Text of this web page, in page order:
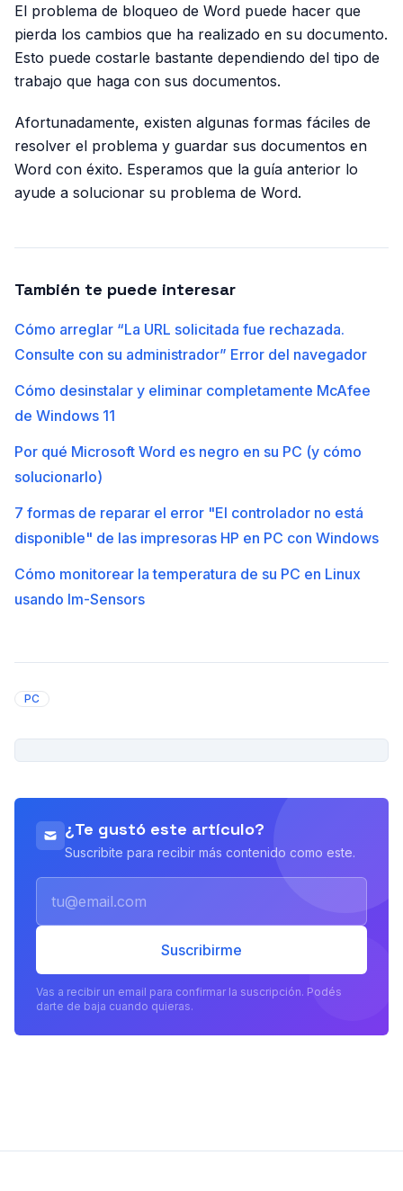
El problema de bloqueo de Word puede hacer que
pierda los cambios que ha realizado en su documento.
Esto puede costarle bastante dependiendo del tipo de
trabajo que haga con sus documentos.
Afortunadamente, existen algunas formas fáciles de
resolver el problema y guardar sus documentos en
Word con éxito. Esperamos que la guía anterior lo
ayude a solucionar su problema de Word.
También te puede interesar
Cómo arreglar “La URL solicitada fue rechazada.
Consulte con su administrador” Error del navegador
Cómo desinstalar y eliminar completamente McAfee
de Windows 11
Por qué Microsoft Word es negro en su PC (y cómo
solucionarlo)
7 formas de reparar el error "El controlador no está
disponible" de las impresoras HP en PC con Windows
Cómo monitorear la temperatura de su PC en Linux
usando lm-Sensors
PC
¿Te gustó este artículo?
Suscribite para recibir más contenido como este.
Suscribirme
Vas a recibir un email para confirmar la suscripción. Podés
darte de baja cuando quieras.